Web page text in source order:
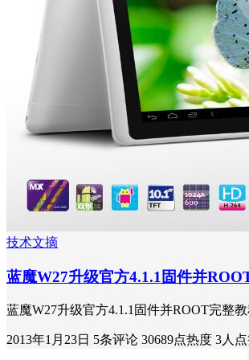
技术文摘
蓝魔W27升级官方4.1.1固件并
蓝魔W27升级官方4.1.1固件并ROOT完整
2013年1月23日 5条评论 30689点热度 3人